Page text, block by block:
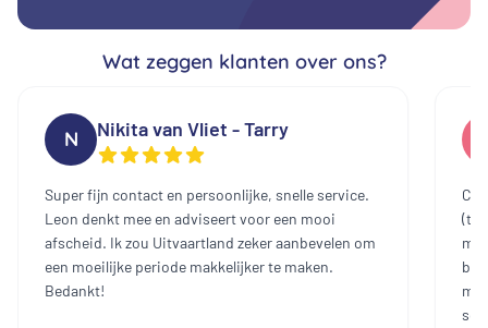
Wat zeggen klanten over ons?
N Nikita van Vliet - Tarry
Super fijn contact en persoonlijke, snelle service.
Leon denkt mee en adviseert voor een mooi
afscheid. Ik zou Uitvaartland zeker aanbevelen om
een moeilijke periode makkelijker te maken.
Bedankt!